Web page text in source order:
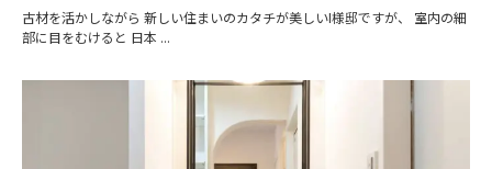
古材を活かしながら 新しい住まいのカタチが美しいI様邸ですが、 室内の細
部に目をむけると 日本 ...